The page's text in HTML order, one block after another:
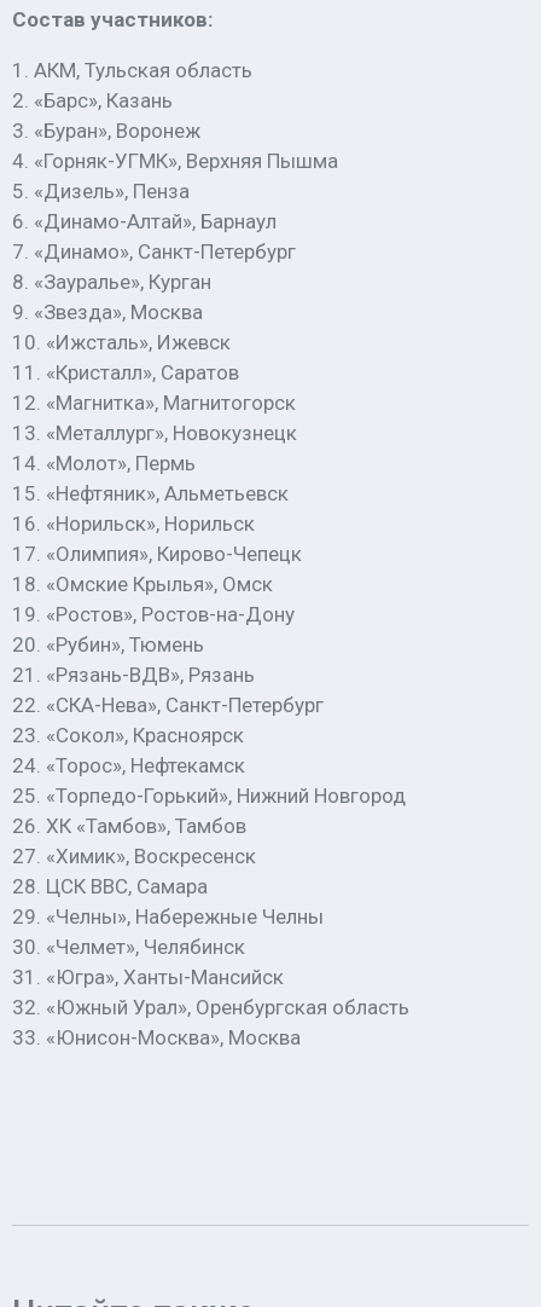
Состав участников:
1. АКМ, Тульская область
2. «Барс», Казань
3. «Буран», Воронеж
4. «Горняк-УГМК», Верхняя Пышма
5. «Дизель», Пенза
6. «Динамо-Алтай», Барнаул
7. «Динамо», Санкт-Петербург
8. «Зауралье», Курган
9. «Звезда», Москва
10. «Ижсталь», Ижевск
11. «Кристалл», Саратов
12. «Магнитка», Магнитогорск
13. «Металлург», Новокузнецк
14. «Молот», Пермь
15. «Нефтяник», Альметьевск
16. «Норильск», Норильск
17. «Олимпия», Кирово-Чепецк
18. «Омские Крылья», Омск
19. «Ростов», Ростов-на-Дону
20. «Рубин», Тюмень
21. «Рязань-ВДВ», Рязань
22. «СКА-Нева», Санкт-Петербург
23. «Сокол», Красноярск
24. «Торос», Нефтекамск
25. «Торпедо-Горький», Нижний Новгород
26. ХК «Тамбов», Тамбов
27. «Химик», Воскресенск
28. ЦСК ВВС, Самара
29. «Челны», Набережные Челны
30. «Челмет», Челябинск
31. «Югра», Ханты-Мансийск
32. «Южный Урал», Оренбургская область
33. «Юнисон-Москва», Москва